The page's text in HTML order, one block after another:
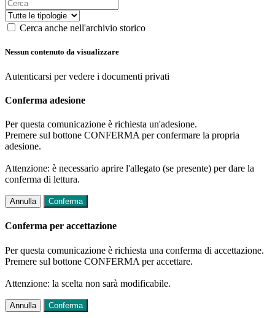
Cerca anche nell'archivio storico
Nessun contenuto da visualizzare
Autenticarsi per vedere i documenti privati
Conferma adesione
Per questa comunicazione è richiesta un'adesione.
Premere sul bottone CONFERMA per confermare la propria
adesione.
Attenzione: è necessario aprire l'allegato (se presente) per dare la
conferma di lettura.
Annulla Conferma
Conferma per accettazione
Per questa comunicazione è richiesta una conferma di accettazione.
Premere sul bottone CONFERMA per accettare.
Attenzione: la scelta non sarà modificabile.
Annulla Conferma